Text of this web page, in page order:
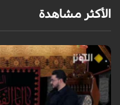
الأكثر مشاهدة